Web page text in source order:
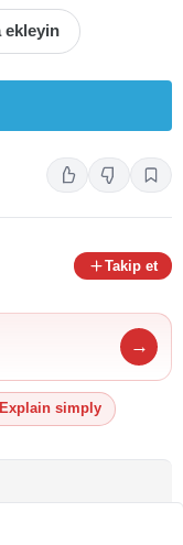
ekleyin
Takip et
→
Explain simply